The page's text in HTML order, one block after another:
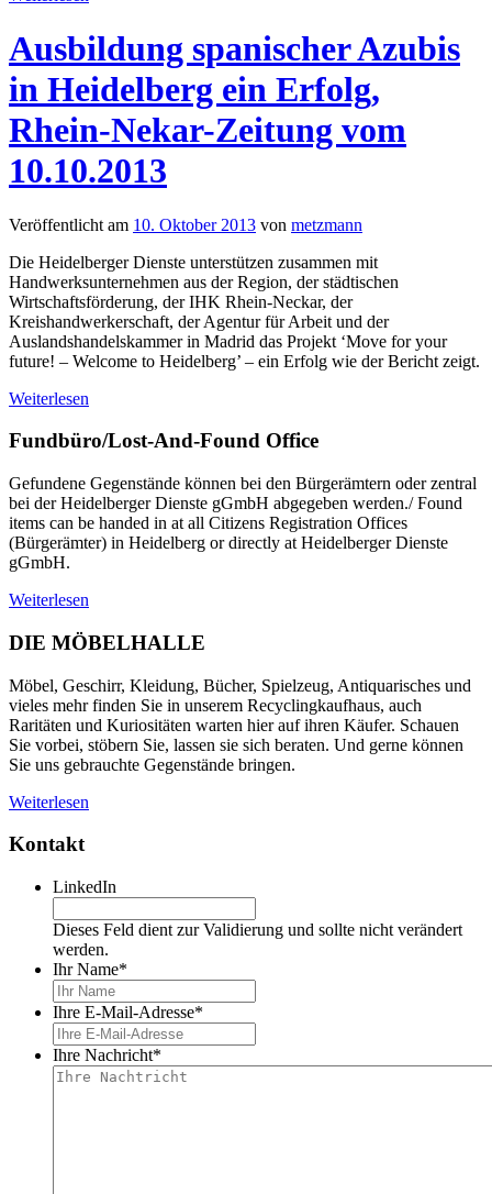
Ausbildung spanischer Azubis
in Heidelberg ein Erfolg,
Rhein-Nekar-Zeitung vom
10.10.2013
Veröffentlicht am 10. Oktober 2013 von metzmann
Die Heidelberger Dienste unterstützen zusammen mit
Handwerksunternehmen aus der Region, der städtischen
Wirtschaftsförderung, der IHK Rhein-Neckar, der
Kreishandwerkerschaft, der Agentur für Arbeit und der
Auslandshandelskammer in Madrid das Projekt ‘Move for your
future! – Welcome to Heidelberg’ – ein Erfolg wie der Bericht zeigt.
Weiterlesen
Fundbüro/Lost-And-Found Office
Gefundene Gegenstände können bei den Bürgerämtern oder zentral
bei der Heidelberger Dienste gGmbH abgegeben werden./ Found
items can be handed in at all Citizens Registration Offices
(Bürgerämter) in Heidelberg or directly at Heidelberger Dienste
gGmbH.
Weiterlesen
DIE MÖBELHALLE
Möbel, Geschirr, Kleidung, Bücher, Spielzeug, Antiquarisches und
vieles mehr finden Sie in unserem Recyclingkaufhaus, auch
Raritäten und Kuriositäten warten hier auf ihren Käufer. Schauen
Sie vorbei, stöbern Sie, lassen sie sich beraten. Und gerne können
Sie uns gebrauchte Gegenstände bringen.
Weiterlesen
Kontakt
LinkedIn
Dieses Feld dient zur Validierung und sollte nicht verändert
werden.
Ihr Name*
Ihre E-Mail-Adresse*
Ihre Nachricht*